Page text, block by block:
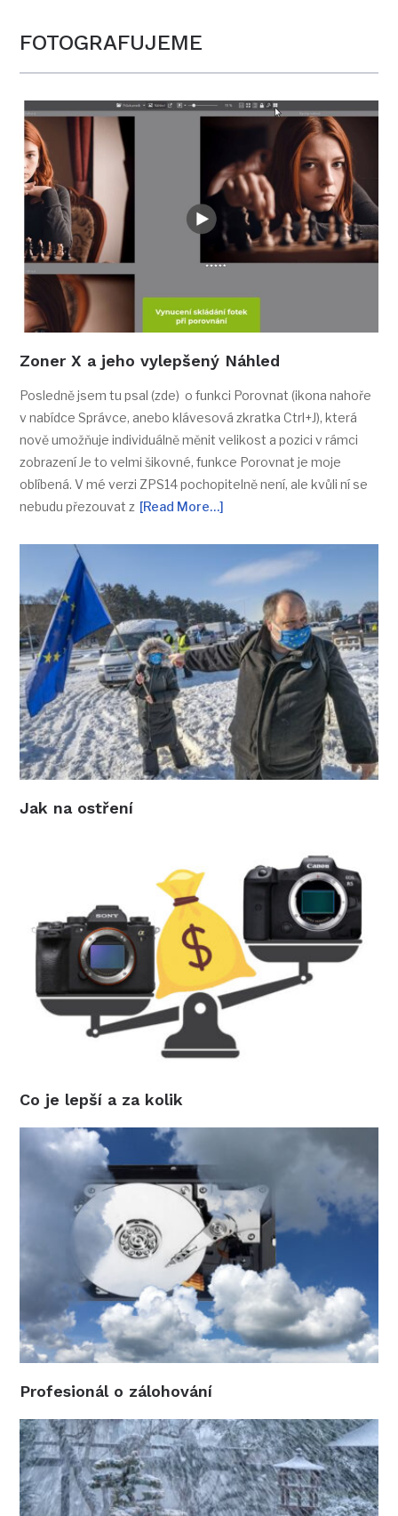
FOTOGRAFUJEME
Zoner X a jeho vylepšený Náhled
Posledně jsem tu psal (zde) o funkci Porovnat (ikona nahoře
v nabídce Správce, anebo klávesová zkratka Ctrl+J), která
nově umožňuje individuálně měnit velikost a pozici v rámci
zobrazení Je to velmi šikovné, funkce Porovnat je moje
oblíbená. V mé verzi ZPS14 pochopitelně není, ale kvůli ní se
nebudu přezouvat z [Read More…]
Jak na ostření
Co je lepší a za kolik
Profesionál o zálohování